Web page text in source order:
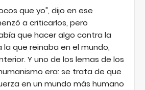
que yo", dijo en ese
a criticarlos, pero
que hacer algo contra la
la que reinaba en el mundo,
Y uno de los lemas de los
era: se trata de que
en un mundo más humano